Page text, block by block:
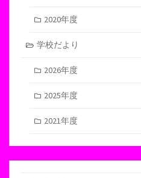
2020年度
学校だより
2026年度
2025年度
2021年度